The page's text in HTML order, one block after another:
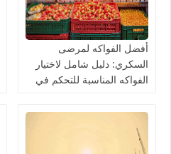
أفضل الفواكه لمرضى
السكري: دليل شامل لاختيار
الفواكه المناسبة للتحكم في